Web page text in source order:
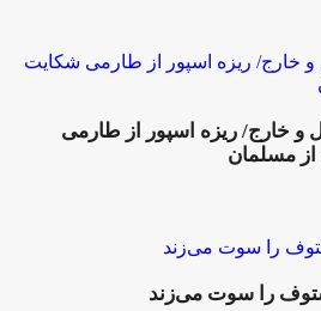
و خارج/ ریزه اسپور از طارمی
مسلمان
را سوت می‌زند